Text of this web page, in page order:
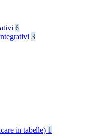
6
3
in tabelle) 1